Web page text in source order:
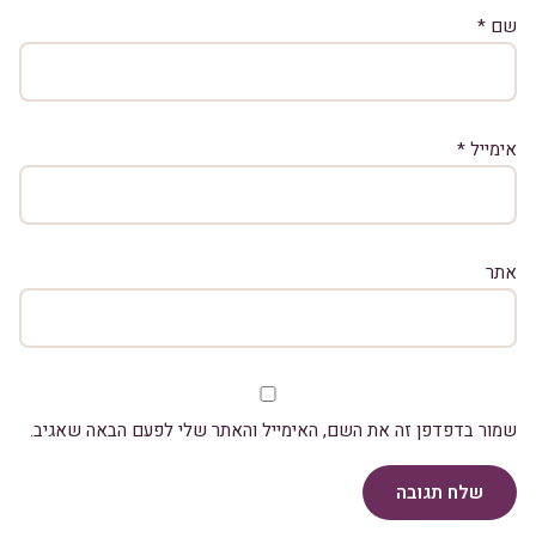
שם *
אימייל*
אתר
שמור בדפדפן זה את השם, האימייל והאתר שלי לפעם הבאה שאגיב.
שלח תגובה